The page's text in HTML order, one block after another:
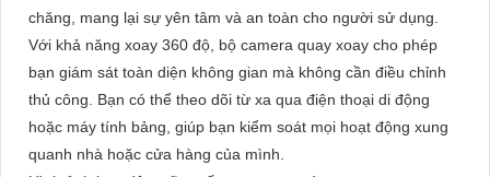
chăng, mang lại sự yên tâm và an toàn cho người sử dụng.
Với khả năng xoay 360 độ, bộ camera quay xoay cho phép
bạn giám sát toàn diện không gian mà không cần điều chỉnh
thủ công. Bạn có thể theo dõi từ xa qua điện thoại di động
hoặc máy tính bảng, giúp bạn kiểm soát mọi hoạt động xung
quanh nhà hoặc cửa hàng của mình.